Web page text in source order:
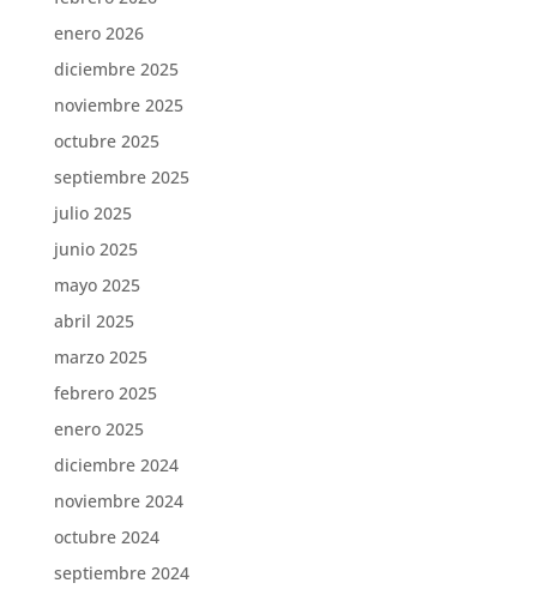
enero 2026
diciembre 2025
noviembre 2025
octubre 2025
septiembre 2025
julio 2025
junio 2025
mayo 2025
abril 2025
marzo 2025
febrero 2025
enero 2025
diciembre 2024
noviembre 2024
octubre 2024
septiembre 2024